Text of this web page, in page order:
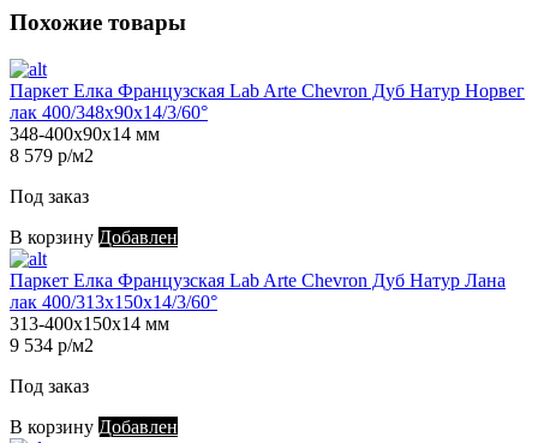
Похожие товары
Паркет Елка Французская Lab Arte Chevron Дуб Натур Норвег
лак 400/348х90х14/3/60°
348-400х90х14 мм
8 579 р/м2
Под заказ
В корзину Добавлен
Паркет Елка Французская Lab Arte Chevron Дуб Натур Лана
лак 400/313х150х14/3/60°
313-400х150х14 мм
9 534 р/м2
Под заказ
В корзину Добавлен